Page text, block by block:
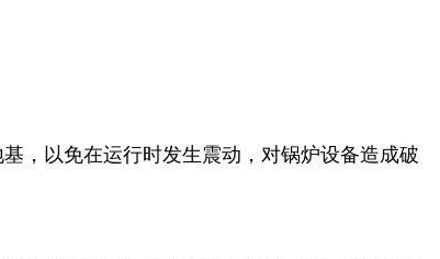
，以免在运行时发生震动，对锅炉设备造成破